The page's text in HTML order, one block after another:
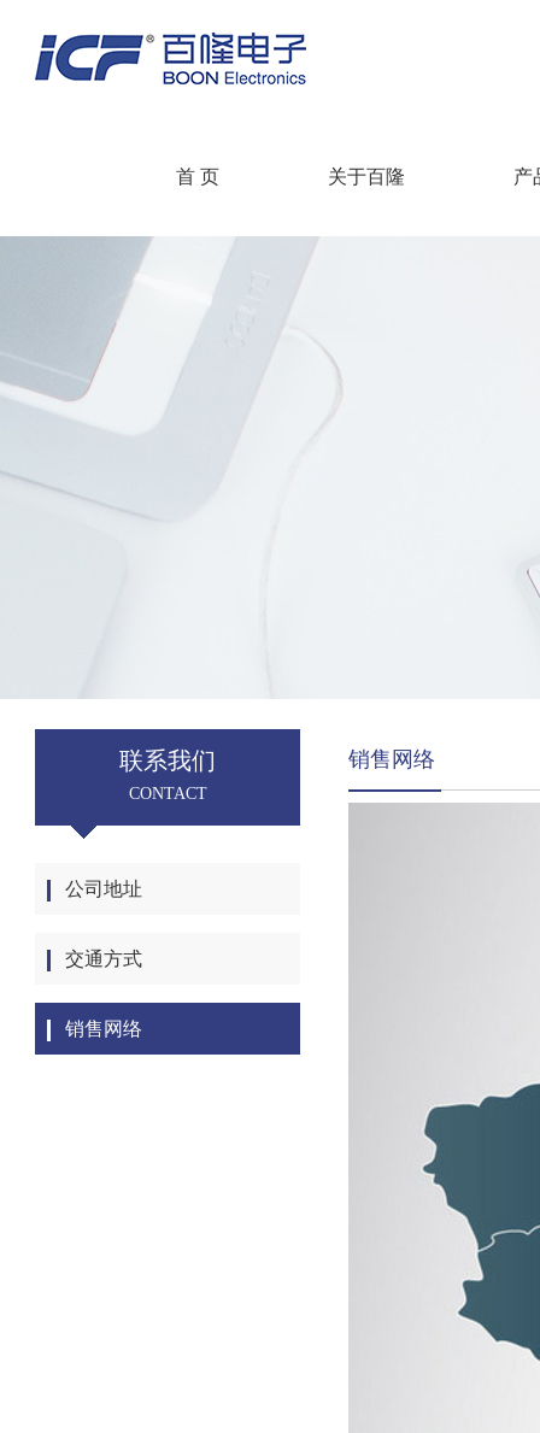
首 页 关于百隆 产
联系我们
CONTACT
公司地址
交通方式
销售网络
销售网络